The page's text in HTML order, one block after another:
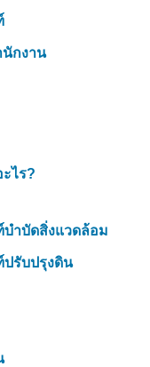
นักงาน
ไร?
ำบัดสิ่งแวดล้อม
รับปรุงดิน